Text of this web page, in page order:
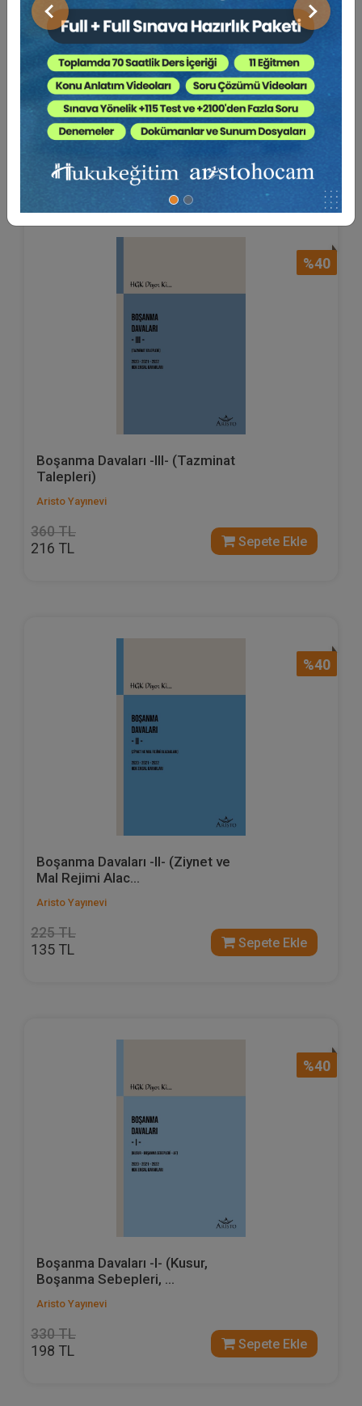
Önceki Sonraki
Kat Mülkiyeti Davaları
Aristo Yayınevi
225 TL
135 TL Sepete Ekle
%40
Boşanma Davaları -III- (Tazminat
Talepleri)
Aristo Yayınevi
360 TL
216 TL Sepete Ekle
%40
Boşanma Davaları -II- (Ziynet ve
Mal Rejimi Alac...
Aristo Yayınevi
225 TL
135 TL Sepete Ekle
%40
Boşanma Davaları -I- (Kusur,
Boşanma Sebepleri, ...
Aristo Yayınevi
330 TL
198 TL Sepete Ekle